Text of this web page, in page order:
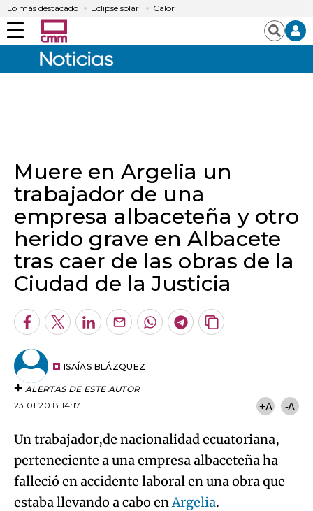
Lo más destacado Eclipse solar Calor
Menú Buscar
Muere en Argelia un
trabajador de una
empresa albaceteña y otro
herido grave en Albacete
tras caer de las obras de la
Ciudad de la Justicia
Facebook
TwitterLinkedInEnviarWhatsapp
Telegram
Copiar
ISAÍAS BLÁZQUEZ
ALERTAS DE ESTE AUTOR
23.01.2018 14:17
+A -A
Un trabajador,de nacionalidad ecuatoriana,
perteneciente a una empresa albaceteña ha
falleció en accidente laboral en una obra que
estaba llevando a cabo enArgelia.